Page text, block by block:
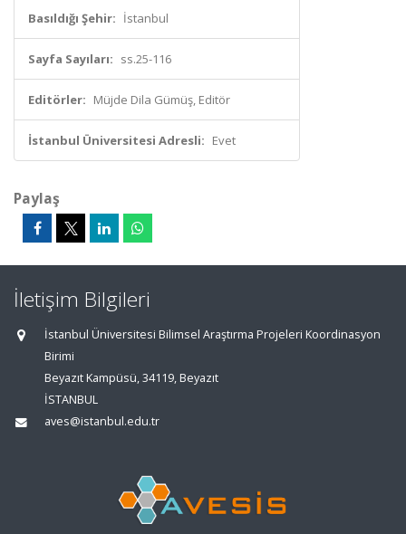
Basıldığı Şehir: İstanbul
Sayfa Sayıları: ss.25-116
Editörler: Müjde Dila Gümüş, Editör
İstanbul Üniversitesi Adresli: Evet
Paylaş
İletişim Bilgileri
İstanbul Üniversitesi Bilimsel Araştırma Projeleri Koordinasyon
Birimi
Beyazıt Kampüsü, 34119, Beyazıt
İSTANBUL
aves@istanbul.edu.tr